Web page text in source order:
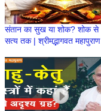
संतान का सुख या शोक? शोक से
सत्य तक | श्रीमद्भागवत महापुराण
Prabhu